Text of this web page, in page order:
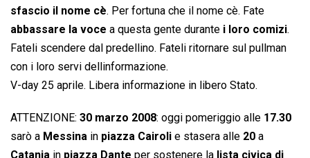
sfascio il nome cè. Per fortuna che il nome cè. Fate
abbassare la voce a questa gente durante i loro comizi.
Fateli scendere dal predellino. Fateli ritornare sul pullman
con i loro servi dellinformazione.
V-day 25 aprile. Libera informazione in libero Stato.
ATTENZIONE: 30 marzo 2008: oggi pomeriggio alle 17.30
sarò a Messina in piazza Cairoli e stasera alle 20 a
Catania in piazza Dante per sostenere la lista civica di